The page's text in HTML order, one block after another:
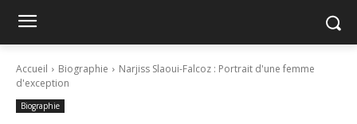
Accueil Biographie
Narjiss Slaoui-Falcoz : Portrait d'une femme
d'exception
Biographie